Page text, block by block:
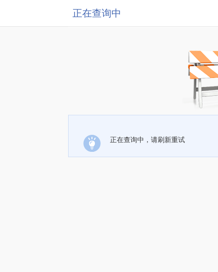
正在查询中
正在查询中，请刷新重试